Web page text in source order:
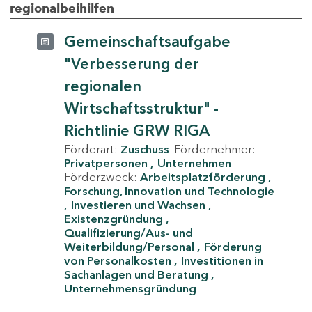
regionalbeihilfen
Gemeinschaftsaufgabe
"Verbesserung der
regionalen
Wirtschaftsstruktur" -
Richtlinie GRW RIGA
Förderart: Zuschuss Fördernehmer:
Privatpersonen
Unternehmen
Förderzweck: Arbeitsplatzförderung
Forschung, Innovation und Technologie
Investieren und Wachsen
Existenzgründung
Qualifizierung/Aus- und
Weiterbildung/Personal
Förderung
von Personalkosten
Investitionen in
Sachanlagen und Beratung
Unternehmensgründung